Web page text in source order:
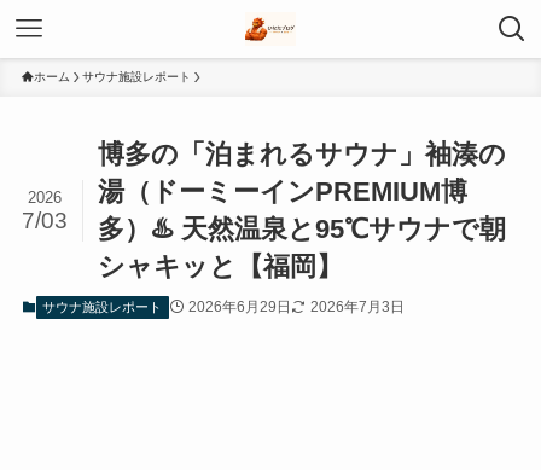
ホーム サウナ施設レポート
博多の「泊まれるサウナ」袖湊の
湯（ドーミーインPREMIUM博
多）♨️ 天然温泉と95℃サウナで朝
シャキッと【福岡】
2026
7/03
サウナ施設レポート 2026年6月29日 2026年7月3日